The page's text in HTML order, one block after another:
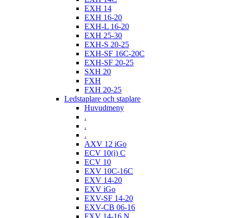
EXH 14
EXH 16-20
EXH-L 16-20
EXH 25-30
EXH-S 20-25
EXH-SF 16C-20C
EXH-SF 20-25
SXH 20
FXH
FXH 20-25
Ledstaplare och staplare
Huvudmeny
.
.
.
AXV 12 iGo
ECV 10(i) C
ECV 10
EXV 10C-16C
EXV 14-20
EXV iGo
EXV-SF 14-20
EXV-CB 06-16
FXV 14-16 N